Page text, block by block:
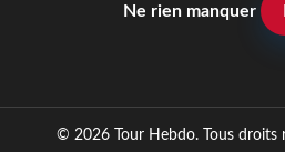
Ne rien manquer
© 2026 Tour Hebdo. Tous droits